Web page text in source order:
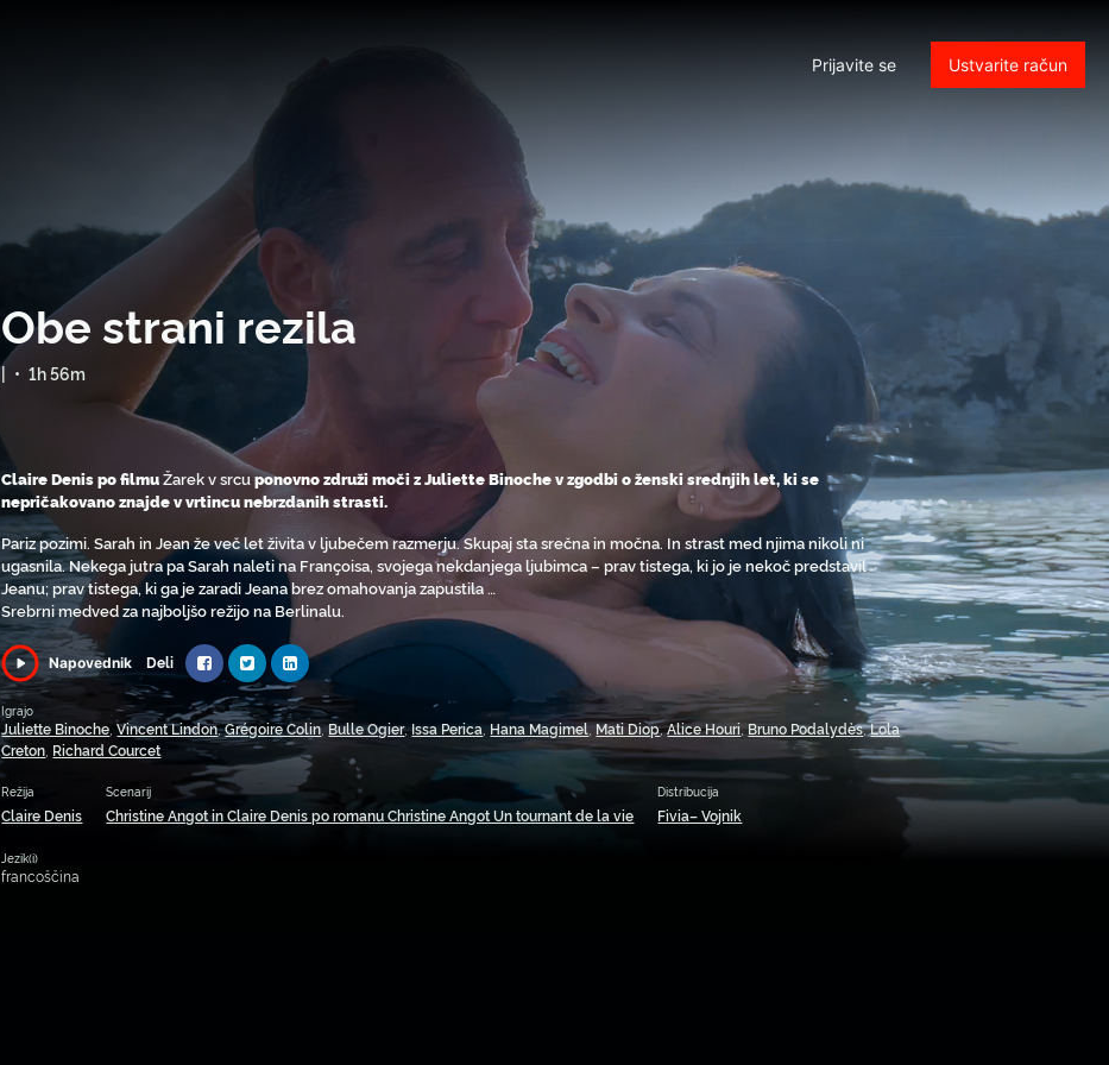
Prijavite se Ustvarite račun
Obe strani rezila
| • 1h 56m
Claire Denis po filmuŽarek v srcuponovno združi moči z Juliette Binoche v zgodbi o ženski srednjih let, ki se
nepričakovano znajde v vrtincu nebrzdanih strasti.
Pariz pozimi. Sarah in Jean že več let živita v ljubečem razmerju. Skupaj sta srečna in močna. In strast med njima nikoli ni
ugasnila. Nekega jutra pa Sarah naleti na Françoisa, svojega nekdanjega ljubimca – prav tistega, ki jo je nekoč predstavil
Jeanu; prav tistega, ki ga je zaradi Jeana brez omahovanja zapustila …
Srebrni medved za najboljšo režijo na Berlinalu.
Napovednik Deli
Igrajo
Juliette Binoche ,Vincent Lindon,Grégoire Colin,Bulle Ogier,Issa Perica ,Hana Magimel,Mati Diop,Alice Houri,Bruno Podalydès,Lola
Creton Richard Courcet
Režija
Claire Denis
Scenarij
Christine Angot in Claire Denis po romanu Christine Angot Un tournant de la vie
Distribucija
Fivia– Vojnik
Jezik(i)
francoščina